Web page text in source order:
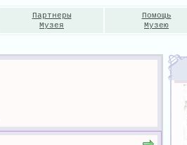
Партнеры
Музея
Помощь
Музею